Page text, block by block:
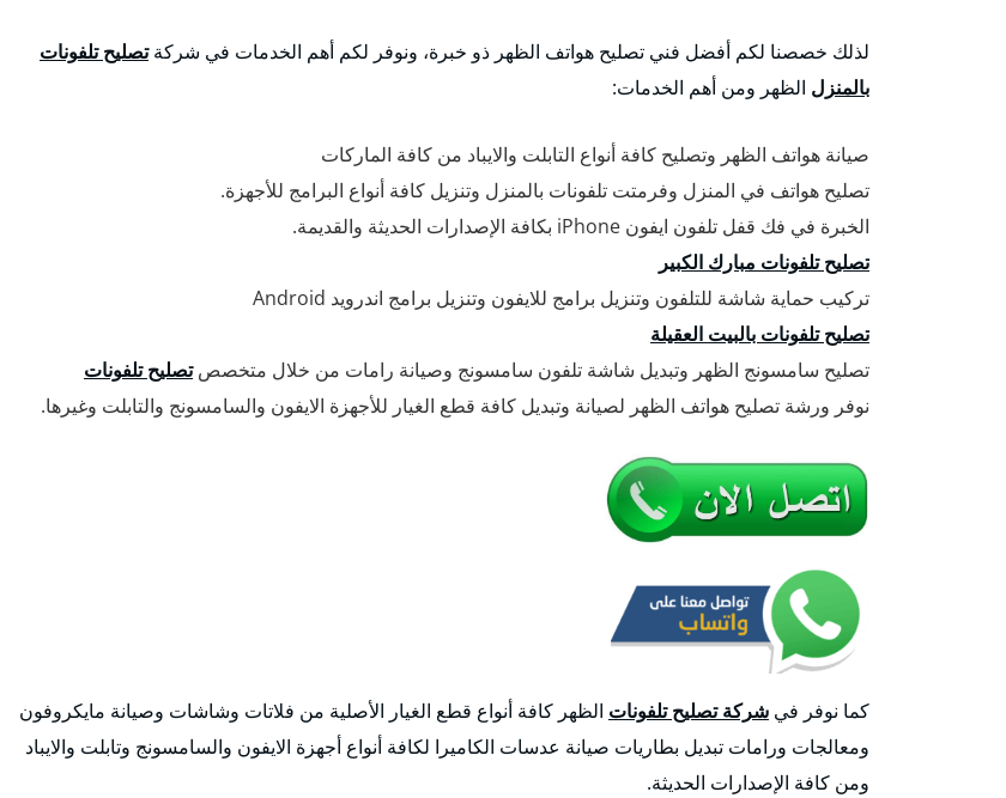
لذلك خصصنا لكم أفضل فني تصليح هواتف الظهر ذو خبرة، ونوفر لكم أهم الخدمات في شركةتصليح تلفونات
بالمنزل الظهر ومن أهم الخدمات:
صيانة هواتف الظهر وتصليح كافة أنواع التابلت والايباد من كافة الماركات
تصليح هواتف في المنزل وفرمتت تلفونات بالمنزل وتنزيل كافة أنواع البرامج للأجهزة.
الخبرة في فك قفل تلفون ايفون iPhone بكافة الإصدارات الحديثة والقديمة.
تصليح تلفونات مبارك الكبير
تركيب حماية شاشة للتلفون وتنزيل برامج للايفون وتنزيل برامج اندرويد Android
تصليح تلفونات بالبيت العقيلة
تصليح سامسونج الظهر وتبديل شاشة تلفون سامسونج وصيانة رامات من خلال متخصصتصليح تلفونات
نوفر ورشة تصليح هواتف الظهر لصيانة وتبديل كافة قطع الغيار للأجهزة الايفون والسامسونج والتابلت وغيرها.
كما نوفر في شركة تصليح تلفونات الظهر كافة أنواع قطع الغيار الأصلية من فلاتات وشاشات وصيانة مايكروفون
ومعالجات ورامات تبديل بطاريات صيانة عدسات الكاميرا لكافة أنواع أجهزة الايفون والسامسونج وتابلت والايباد
ومن كافة الإصدارات الحديثة.